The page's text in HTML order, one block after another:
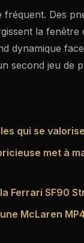
fréquent. Des
la fenêtre
dynamique
second jeu de
qui se
met à
Ferrari SF90
McLaren